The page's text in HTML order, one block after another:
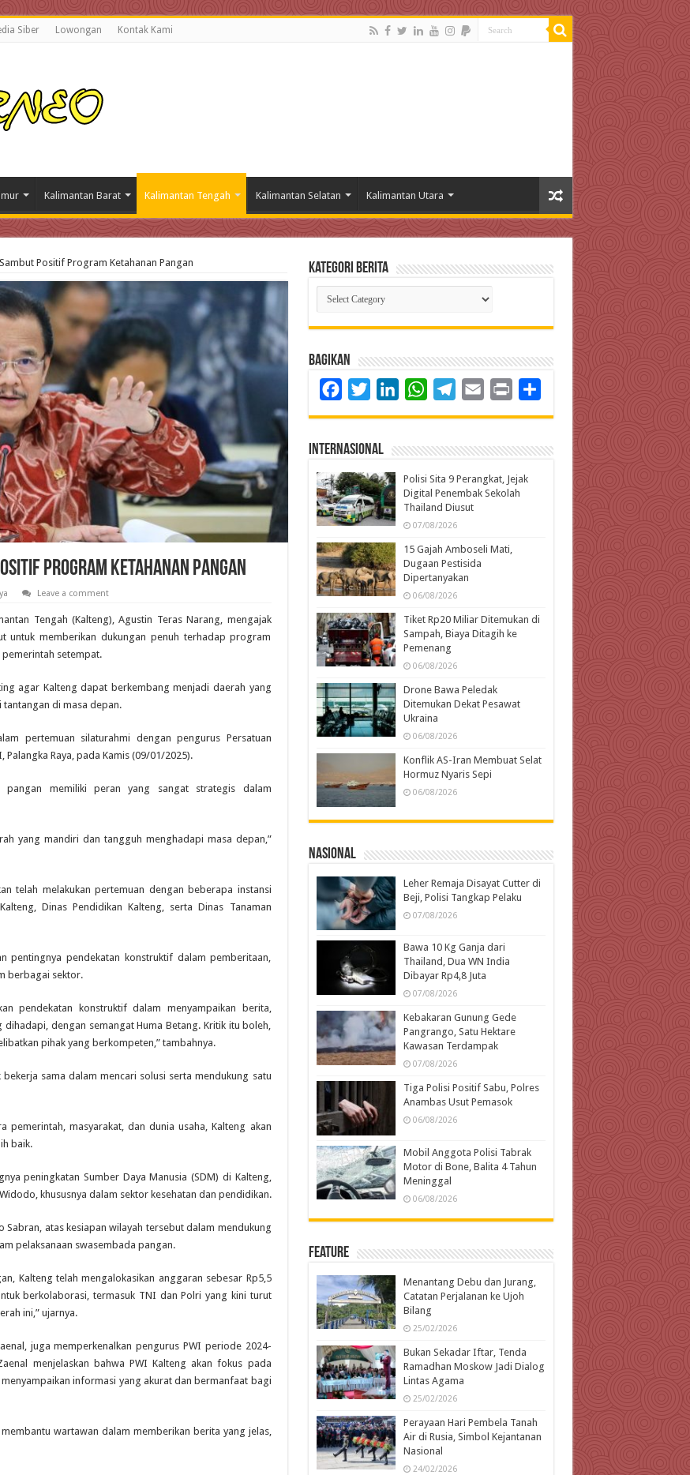
Siber Lowongan Kontak Kami
Kalimantan Barat Kalimantan Tengah Kalimantan Selatan Kalimantan Utara
Positif Program Ketahanan Pangan
Program Ketahanan Pangan
Leave a comment
Tengah (Kalteng), Agustin Teras Narang, mengajak
untuk memberikan dukungan penuh terhadap program
setempat.
agar Kalteng dapat berkembang menjadi daerah yang
di masa depan.
pertemuan silaturahmi dengan pengurus Persatuan
Raya, pada Kamis (09/01/2025).
pangan memiliki peran yang sangat strategis dalam
yang mandiri dan tangguh menghadapi masa depan,”
telah melakukan pertemuan dengan beberapa instansi
Dinas Pendidikan Kalteng, serta Dinas Tanaman
pentingnya pendekatan konstruktif dalam pemberitaan,
berbagai sektor.
pendekatan konstruktif dalam menyampaikan berita,
dengan semangat Huma Betang. Kritik itu boleh,
pihak yang berkompeten,” tambahnya.
sama dalam mencari solusi serta mendukung satu
masyarakat, dan dunia usaha, Kalteng akan
baik.
peningkatan Sumber Daya Manusia (SDM) di Kalteng,
khususnya dalam sektor kesehatan dan pendidikan.
Sabran, atas kesiapan wilayah tersebut dalam mendukung
pelaksanaan swasembada pangan.
Kalteng telah mengalokasikan anggaran sebesar Rp5,5
berkolaborasi, termasuk TNI dan Polri yang kini turut
ini,” ujarnya.
juga memperkenalkan pengurus PWI periode 2024-
menjelaskan bahwa PWI Kalteng akan fokus pada
informasi yang akurat dan bermanfaat bagi
wartawan dalam memberikan berita yang jelas,
Kategori Berita
Kategori
Berita
Bagikan
FacebookTwitterLinkedInWhatsAppTelegram
Email Print
Internasional
Polisi Sita 9 Perangkat, Jejak
Digital Penembak Sekolah
Thailand Diusut
07/08/2026
15 Gajah Amboseli Mati,
Dugaan Pestisida
Dipertanyakan
06/08/2026
Tiket Rp20 Miliar Ditemukan di
Sampah, Biaya Ditagih ke
Pemenang
06/08/2026
Drone Bawa Peledak
Ditemukan Dekat Pesawat
Ukraina
06/08/2026
Konflik AS-Iran Membuat Selat
Hormuz Nyaris Sepi
06/08/2026
Nasional
Leher Remaja Disayat Cutter di
Beji, Polisi Tangkap Pelaku
07/08/2026
Bawa 10 Kg Ganja dari
Thailand, Dua WN India
Dibayar Rp4,8 Juta
07/08/2026
Kebakaran Gunung Gede
Pangrango, Satu Hektare
Kawasan Terdampak
07/08/2026
Tiga Polisi Positif Sabu, Polres
Anambas Usut Pemasok
06/08/2026
Mobil Anggota Polisi Tabrak
Motor di Bone, Balita 4 Tahun
Meninggal
06/08/2026
Feature
Menantang Debu dan Jurang,
Catatan Perjalanan ke Ujoh
Bilang
25/02/2026
Bukan Sekadar Iftar, Tenda
Ramadhan Moskow Jadi Dialog
Lintas Agama
25/02/2026
Perayaan Hari Pembela Tanah
Air di Rusia, Simbol Kejantanan
Nasional
24/02/2026